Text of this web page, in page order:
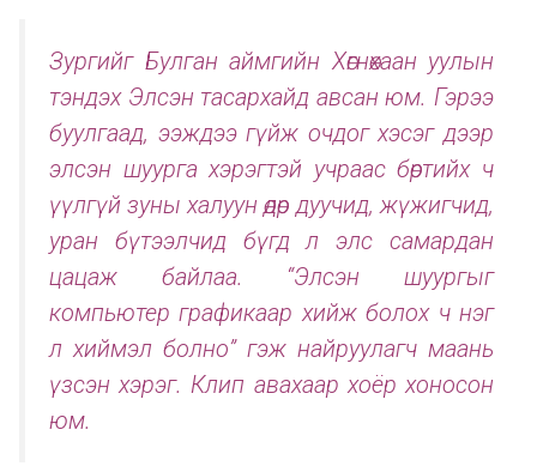
Зургийг Булган аймгийн Хөгнөхаан уулын
тэндэх Элсэн тасархайд авсан юм. Гэрээ
буулгаад, ээждээ гүйж очдог хэсэг дээр
элсэн шуурга хэрэгтэй учраас бөртийх ч
үүлгүй зуны халуун өдөр дуучид, жүжигчид,
уран бүтээлчид бүгд л элс самардан
цацаж байлаа. “Элсэн шуургыг
компьютер графикаар хийж болох ч нэг
л хиймэл болно” гэж найруулагч маань
үзсэн хэрэг. Клип авахаар хоёр хоносон
юм.